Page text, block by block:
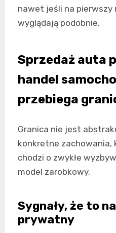
nawet jeśli na
wyglądają podobnie.
Sprzedaż auta
handel
przebiega
Granica nie jest
konkretne zachowania,
chodzi o zwykłe
model zarobkowy.
Sygnały, że to
prywatny